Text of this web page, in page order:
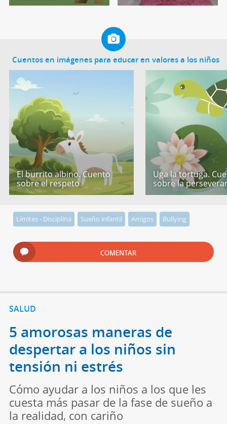
Cuentos en imágenes para educar en valores a los niños
El burrito albino. Cuento
sobre el respeto
Uga la tortuga.
sobre la
Límites - Disciplina Sueño infantil Amigos Bullying
COMENTAR
SALUD
5 amorosas maneras de
despertar a los niños sin
tensión ni estrés
Cómo ayudar a los niños a los que les
cuesta más pasar de la fase de sueño a
la realidad, con cariño